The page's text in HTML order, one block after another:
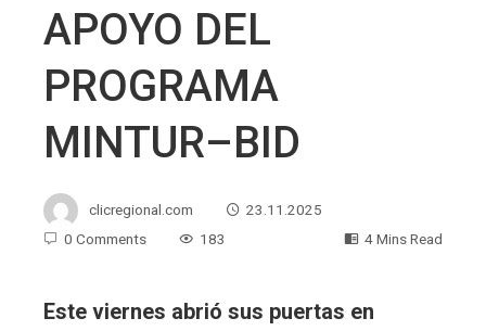
APOYO DEL
PROGRAMA
MINTUR–BID
clicregional.com
23.11.2025
0 Comments
183 4 Mins Read
Este viernes abrió sus puertas en